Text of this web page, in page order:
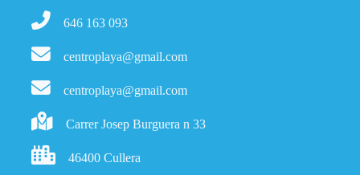
646 163 093
centroplaya@gmail.com
centroplaya@gmail.com
Carrer Josep Burguera n 33
46400 Cullera